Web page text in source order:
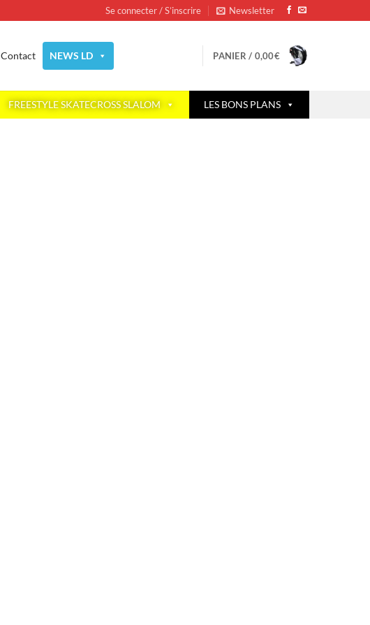
Se connecter / S’inscrire Newsletter
Contact NEWS LD PANIER / 0,00€
FREESTYLE SKATECROSS SLALOM LES BONS PLANS